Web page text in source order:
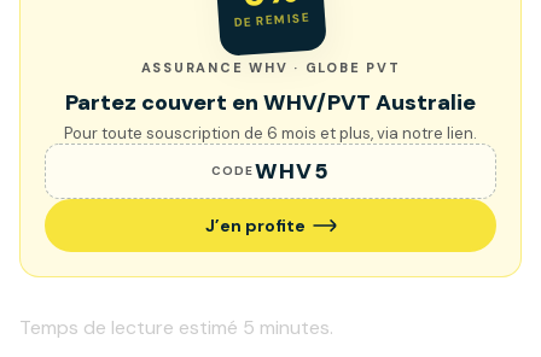
DE REMISE
ASSURANCE WHV · GLOBE PVT
Partez couvert en WHV/PVT Australie
Pour toute souscription de 6 mois et plus, via notre lien.
CODEWHV5
J’en profite
Temps de lecture estimé 5 minutes.